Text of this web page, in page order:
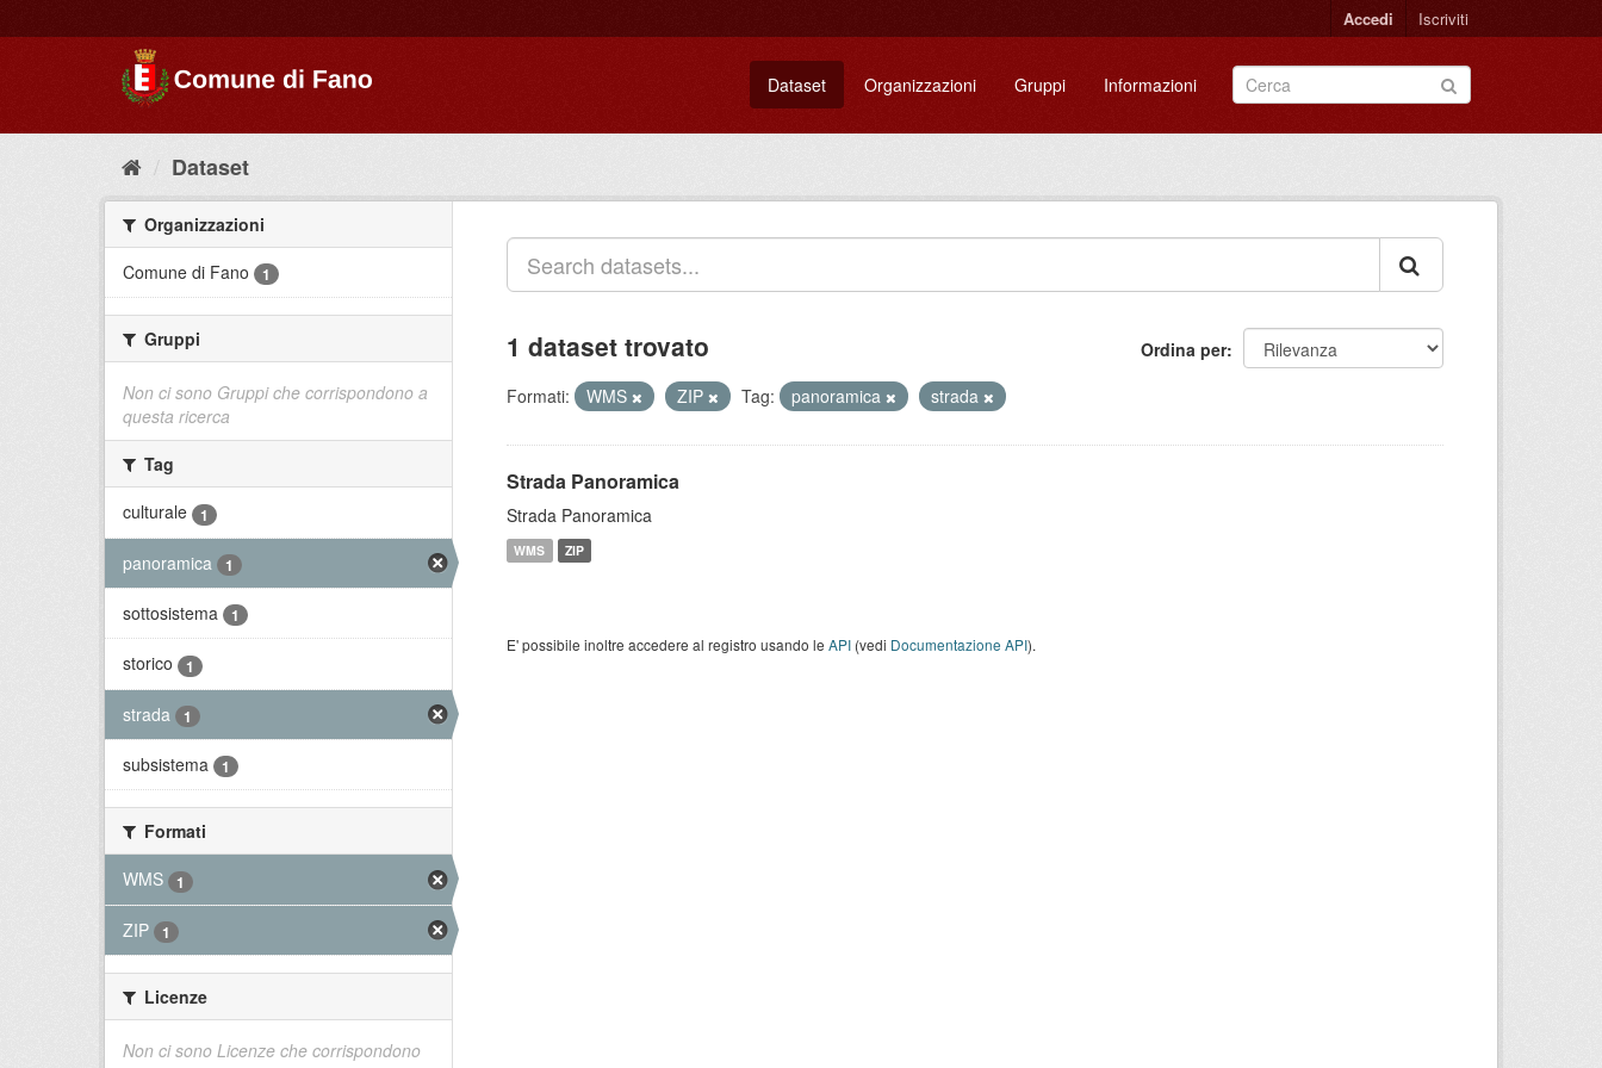
Accedi Iscriviti
Dataset Organizzazioni Gruppi Informazioni
Dataset
Organizzazioni
Comune di Fano
1
Gruppi
Non ci sono Gruppi che corrispondono a
questa ricerca
Tag
culturale
1
panoramica 1
sottosistema 1
storico 1
strada 1
subsistema 1
Formati
WMS
1
ZIP 1
Licenze
Non ci sono Licenze che corrispondono
Ordina per
1 dataset trovato
Formati: WMS ZIP Tag: panoramica strada
Strada Panoramica
Strada Panoramica
WMS ZIP
E' possibile inoltre accedere al registro usando le API (vedi Documentazione API).